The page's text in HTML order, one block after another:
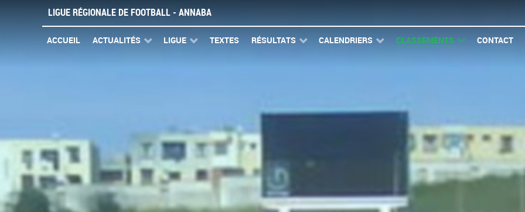
LIGUE RÉGIONALE DE FOOTBALL - ANNABA
ACCUEIL ACTUALITÉS LIGUE TEXTES RÉSULTATS CALENDRIERS CLASSEMENTS CONTACT